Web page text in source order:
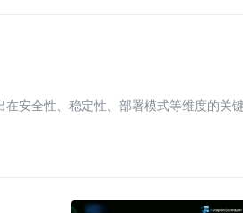
安全性、稳定性、部署模式等维度的关